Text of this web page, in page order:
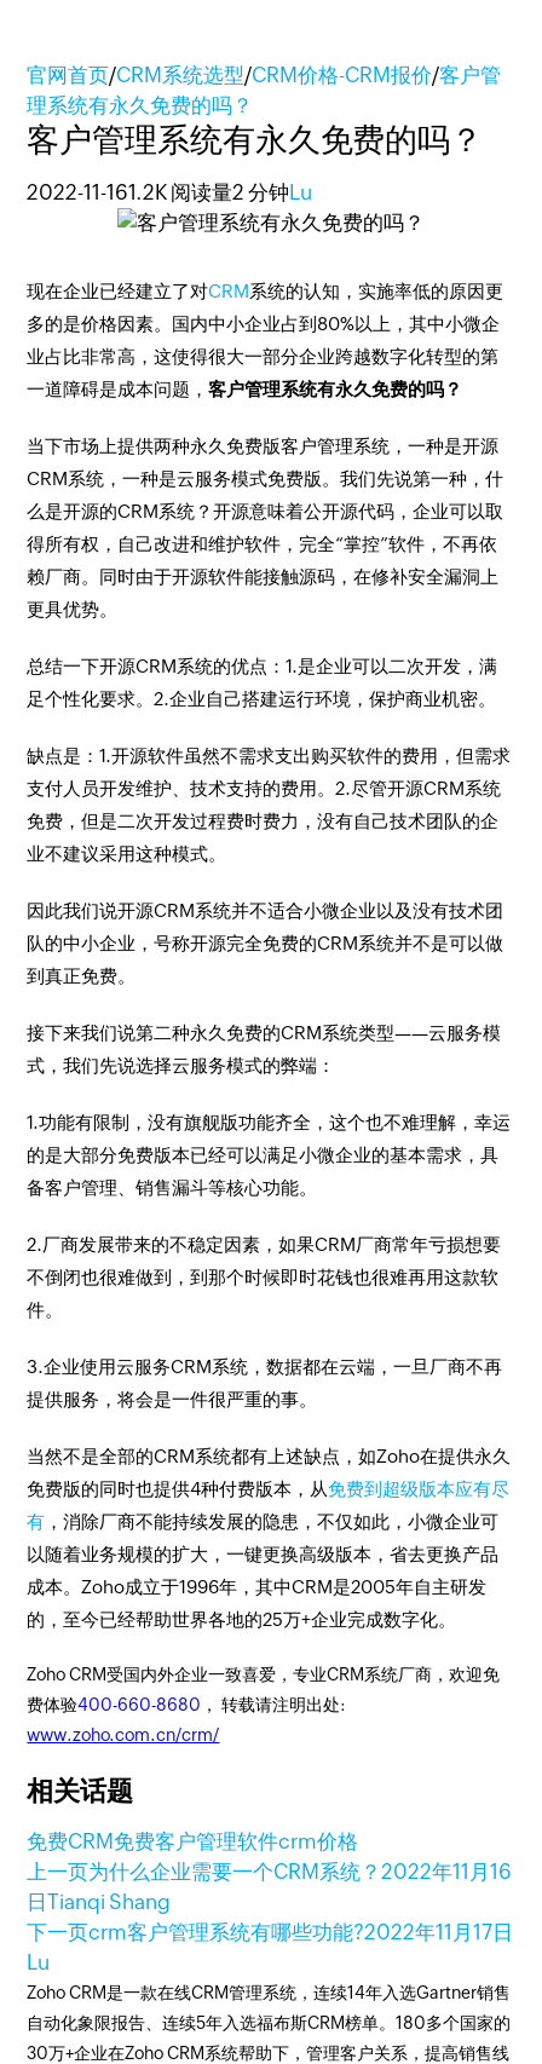
官网首页/CRM系统选型/CRM价格-CRM报价/客户管
理系统有永久免费的吗？
客户管理系统有永久免费的吗？
2022-11-161.2K 阅读量2 分钟 Lu
现在企业已经建立了对CRM系统的认知，实施率低的原因更
多的是价格因素。国内中小企业占到80%以上，其中小微企
业占比非常高，这使得很大一部分企业跨越数字化转型的第
一道障碍是成本问题，客户管理系统有永久免费的吗？
当下市场上提供两种永久免费版客户管理系统，一种是开源
CRM系统，一种是云服务模式免费版。我们先说第一种，什
么是开源的CRM系统？开源意味着公开源代码，企业可以取
得所有权，自己改进和维护软件，完全“掌控”软件，不再依
赖厂商。同时由于开源软件能接触源码，在修补安全漏洞上
更具优势。
总结一下开源CRM系统的优点：1.是企业可以二次开发，满
足个性化要求。2.企业自己搭建运行环境，保护商业机密。
缺点是：1.开源软件虽然不需求支出购买软件的费用，但需求
支付人员开发维护、技术支持的费用。2.尽管开源CRM系统
免费，但是二次开发过程费时费力，没有自己技术团队的企
业不建议采用这种模式。
因此我们说开源CRM系统并不适合小微企业以及没有技术团
队的中小企业，号称开源完全免费的CRM系统并不是可以做
到真正免费。
接下来我们说第二种永久免费的CRM系统类型——云服务模
式，我们先说选择云服务模式的弊端：
1.功能有限制，没有旗舰版功能齐全，这个也不难理解，幸运
的是大部分免费版本已经可以满足小微企业的基本需求，具
备客户管理、销售漏斗等核心功能。
2.厂商发展带来的不稳定因素，如果CRM厂商常年亏损想要
不倒闭也很难做到，到那个时候即时花钱也很难再用这款软
件。
3.企业使用云服务CRM系统，数据都在云端，一旦厂商不再
提供服务，将会是一件很严重的事。
当然不是全部的CRM系统都有上述缺点，如Zoho在提供永久
免费版的同时也提供4种付费版本，从免费到超级版本应有尽
有 ，消除厂商不能持续发展的隐患，不仅如此，小微企业可
以随着业务规模的扩大，一键更换高级版本，省去更换产品
成本。Zoho成立于1996年，其中CRM是2005年自主研发
的，至今已经帮助世界各地的25万+企业完成数字化。
Zoho CRM受国内外企业一致喜爱，专业CRM系统厂商，欢迎免
费体验400-660-8680 ， 转载请注明出处:
www.zoho.com.cn/crm/
相关话题
免费CRM免费客户管理软件crm价格
上一页为什么企业需要一个CRM系统？2022年11月16
日Tianqi Shang
下一页crm客户管理系统有哪些功能?2022年11月17日
Lu
Zoho CRM是一款在线CRM管理系统，连续14年入选Gartner销售
自动化象限报告、连续5年入选福布斯CRM榜单。180多个国家的
30万+企业在Zoho CRM系统帮助下，管理客户关系，提高销售线